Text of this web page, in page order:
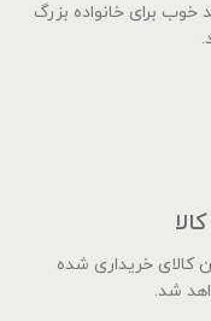
برای خانواده بزرگ
کالای خریداری شده
شد.